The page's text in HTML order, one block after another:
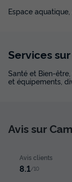
Espace
Services
Santé et Bien-
et équipements,
Avis sur
Avis clients
8.1/10